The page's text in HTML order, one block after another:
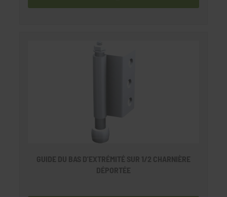
GUIDE DU BAS D'EXTRÉMITÉ SUR 1/2 CHARNIÈRE
DÉPORTÉE